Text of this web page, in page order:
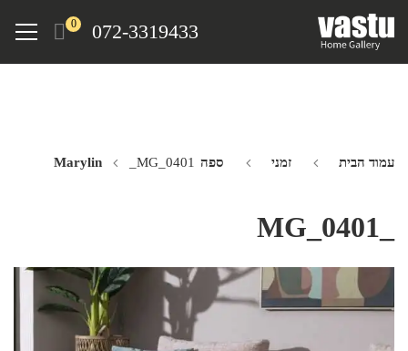
072-3319433
0
Menu
עמוד הבית זמני ספה Marylin _MG_0401